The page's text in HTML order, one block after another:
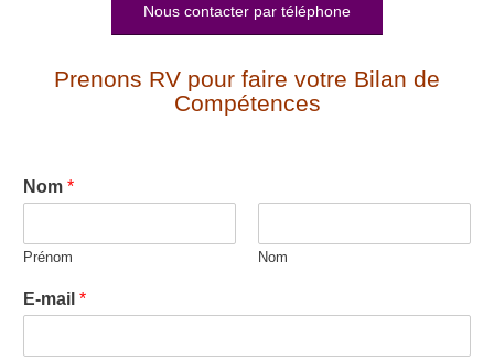
Nous contacter par téléphone
Prenons RV pour faire votre Bilan de
Compétences
Nom *
Prénom Nom
E-mail *